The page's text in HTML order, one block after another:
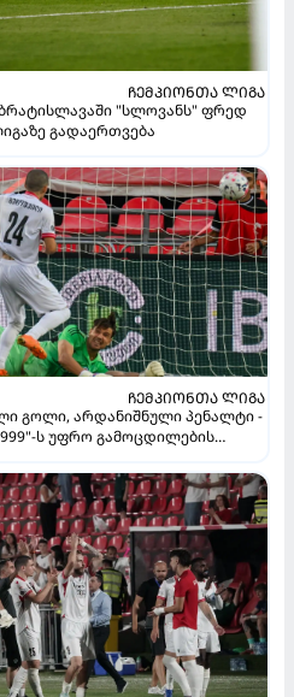
ᲩᲔᲛᲞᲘᲝᲜᲗᲐ ᲚᲘᲒᲐ
ბრატისლავაში "სლოვანს" ფრედ
გადაერთვება
ᲩᲔᲛᲞᲘᲝᲜᲗᲐ ᲚᲘᲒᲐ
გოლი, არდანიშნული პენალტი -
ს უფრო გამოცდილების